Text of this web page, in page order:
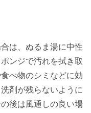
は、ぬるま湯に中性
ンジで汚れを拭き取
べ物のシミなどに効
剤が残らないように
後は風通しの良い場